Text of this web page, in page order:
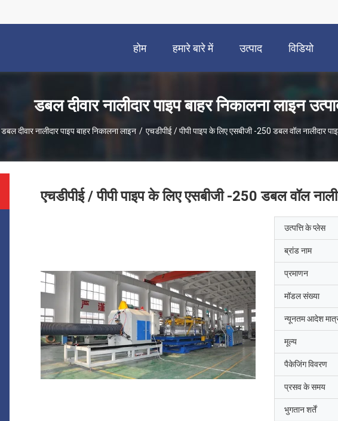
होम हमारे बारे में उत्पाद विडियो
डबल दीवार नालीदार पाइप बाहर निकालना लाइन
डबल दीवार नालीदार पाइप बाहर निकालना लाइन / एचडीपीई / पीपी पाइप के लिए एसबीजी -250 डबल वॉल नालीदार
एचडीपीई / पीपी पाइप के लिए एसबीजी -250 डबल वॉल
उत्पत्ति के प्लेस
ब्रांड नाम
प्रमाणन
मॉडल संख्या
न्यूनतम आदेश
मूल्य
पैकेजिंग विवरण
प्रसव के समय
भुगतान शर्तें